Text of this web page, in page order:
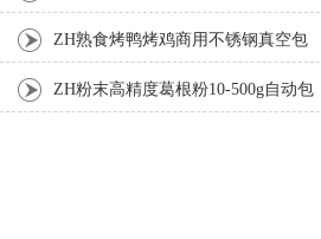
ZH熟食烤鸭烤鸡商用不锈钢真空包
装机 ZH粉末高精度葛根粉10-500g自动包